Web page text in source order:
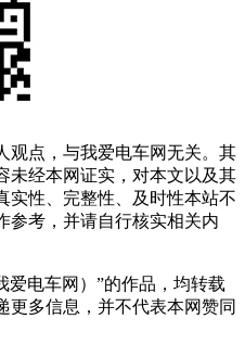
观点，与我爱电车网无关。其
未经本网证实，对本文以及其
实性、完整性、及时性本站不
参考，并请自行核实相关内
爱电车网）”的作品，均转载
更多信息，并不代表本网赞同